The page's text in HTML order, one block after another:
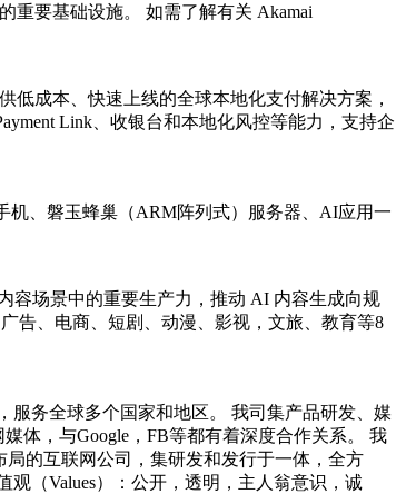
重要基础设施。 如需了解有关 Akamai
低成本、快速上线的全球本地化支付解决方案，
Link、收银台和本地化风控等能力，支持企
机、磐玉蜂巢（ARM阵列式）服务器、AI应用一
容场景中的重要生产力，推动 AI 内容生成向规
告、电商、短剧、动漫、影视，文旅、教育等8
服务全球多个国家和地区。 我司集产品研发、媒
体，与Google，FB等都有着深度合作关系。 我
的互联网公司，集研发和发行于一体，全方
（Values）：公开，透明，主人翁意识，诚